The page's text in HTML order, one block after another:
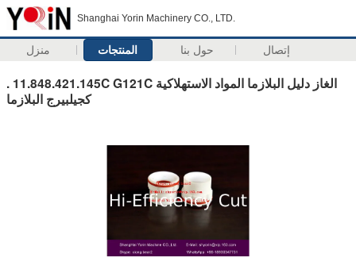
Shanghai Yorin Machinery CO., LTD.
منزل المنتجات حول بنا إتصال
. 11.848.421.145C G121C الغاز دليل البلازما المواد الاستهلاكية
كجيلبيرج البلازما